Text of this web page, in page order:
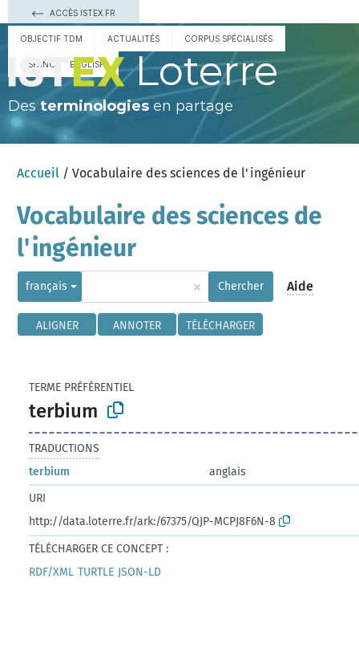
ACCÈS ISTEX.FR
OBJECTIF TDM ACTUALITÉS CORPUS SPÉCIALISÉS
ESPAÑOL ENGLISH Loterre
Des terminologies en partage
Accueil / Vocabulaire des sciences de l'ingénieur
Vocabulaire des sciences de
l'ingénieur
français × Chercher Aide
ALIGNER ANNOTER TÉLÉCHARGER
TERME PRÉFÉRENTIEL
terbium
TRADUCTIONS
terbium
anglais
URI
http://data.loterre.fr/ark:/67375/QJP-MCPJ8F6N-8
TÉLÉCHARGER CE CONCEPT :
RDF/XML TURTLE JSON-LD